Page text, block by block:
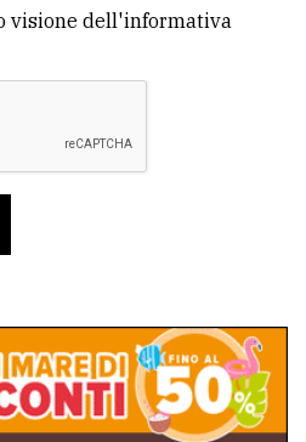
visione dell'informativa